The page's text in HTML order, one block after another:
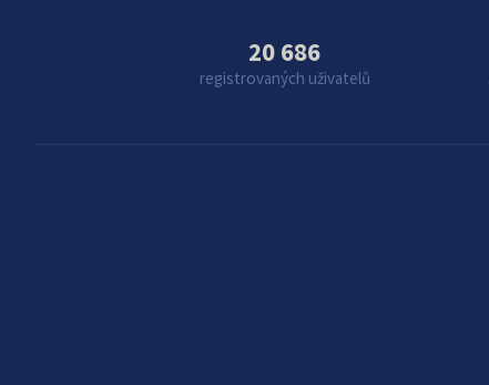
20 686
registrovaných uživatelů